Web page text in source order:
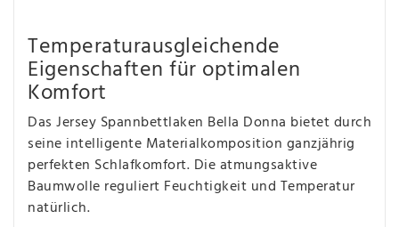
Temperaturausgleichende
Eigenschaften für optimalen
Komfort
Das Jersey Spannbettlaken Bella Donna bietet durch
seine intelligente Materialkomposition ganzjährig
perfekten Schlafkomfort. Die atmungsaktive
Baumwolle reguliert Feuchtigkeit und Temperatur
natürlich.